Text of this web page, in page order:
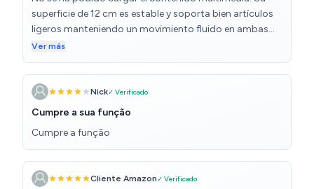
superficie de 12 cm es estable y soporta bien artículos
ligeros manteniendo un movimiento fluido en ambas
direcciones, el cable suministrado se puede conectar
por USB tipo C mediante un adaptador de teléfono
móvil que no está incluido. Mi uso es para creación de
contenido para web y redes sociales y está
funcionando muy bien
Ver más
Nick✓ Verificado
Cumpre a sua função
Cumpre a função
Cliente Amazon✓ Verificado